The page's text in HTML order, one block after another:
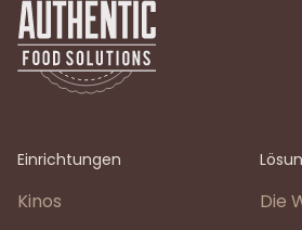
Einrichtungen
Kinos
Die